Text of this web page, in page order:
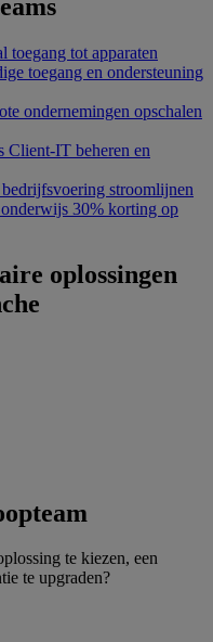
toegang tot apparaten
toegang en ondersteuning
ondernemingen opschalen
Client-IT beheren en
stroomlijnen
30% korting op
oplossingen
te kiezen, een
te upgraden?